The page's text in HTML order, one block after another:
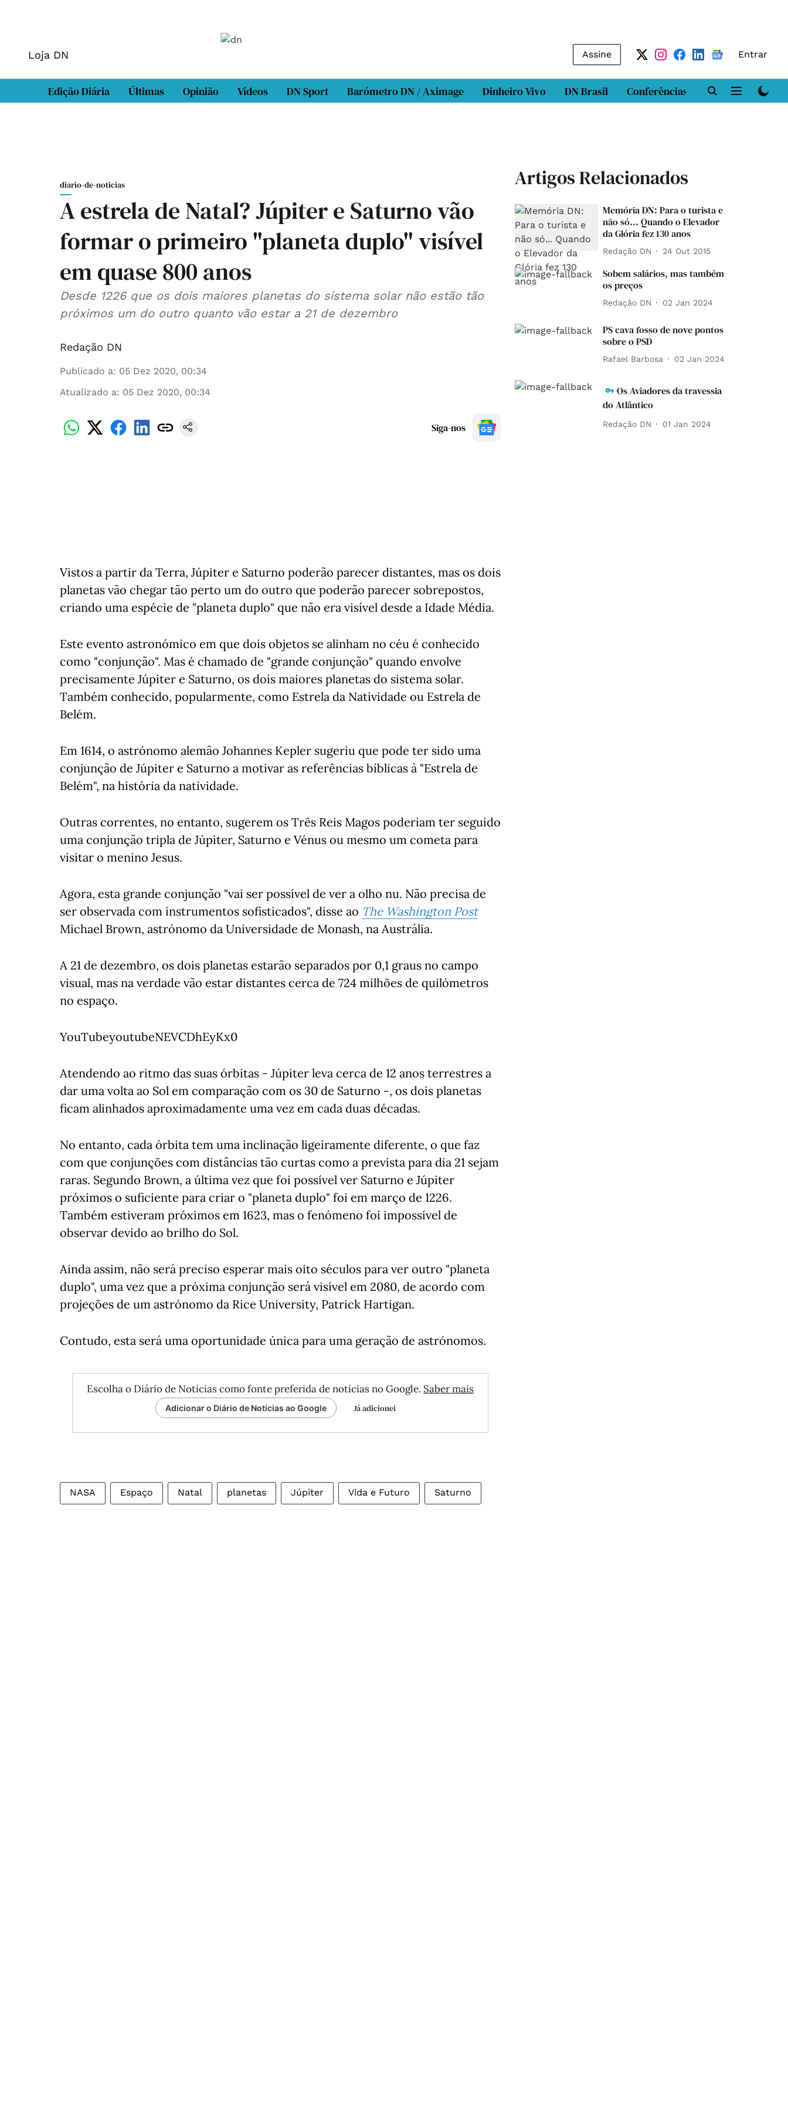
Loja DN Assine Entrar
Edição Diária Últimas Opinião Vídeos DN Sport Barómetro DN / Aximage Dinheiro Vivo DN Brasil Conferências DN LAB
diario-de-noticias
A estrela de Natal? Júpiter e Saturno vão
formar o primeiro "planeta duplo" visível
em quase 800 anos
Desde 1226 que os dois maiores planetas do sistema solar não estão tão
próximos um do outro quanto vão estar a 21 de dezembro
Redação DN
Publicado a: 05 Dez 2020, 00:34
Atualizado a: 05 Dez 2020, 00:34
Siga-nos
Vistos a partir da Terra, Júpiter e Saturno poderão parecer distantes, mas os dois
planetas vão chegar tão perto um do outro que poderão parecer sobrepostos,
criando uma espécie de "planeta duplo" que não era visível desde a Idade Média.
Este evento astronómico em que dois objetos se alinham no céu é conhecido
como "conjunção". Mas ​​​é chamado de "grande conjunção" quando envolve
precisamente Júpiter e Saturno, os dois maiores planetas do sistema solar.
Também conhecido, popularmente, como Estrela da Natividade ou Estrela de
Belém.
Em 1614, o astrónomo alemão Johannes Kepler sugeriu que pode ter sido uma
conjunção de Júpiter e Saturno a motivar as referências bíblicas à "Estrela de
Belém", na história da natividade.
Outras correntes, no entanto, sugerem os Três Reis Magos poderiam ter seguido
uma conjunção tripla de Júpiter, Saturno e Vénus ou mesmo um cometa para
visitar o menino Jesus.
Agora, esta grande conjunção "vai ser possível de ver a olho nu. Não precisa de
ser observada com instrumentos sofisticados", disse ao The Washington Post
Michael Brown, astrónomo da Universidade de Monash, na Austrália.
A 21 de dezembro, os dois planetas estarão separados por 0,1 graus no campo
visual, mas na verdade vão estar distantes cerca de 724 milhões de quilómetros
no espaço.
YouTubeyoutubeNEVCDhEyKx0
Atendendo ao ritmo das suas órbitas - Júpiter leva cerca de 12 anos terrestres a
dar uma volta ao Sol em comparação com os 30 de Saturno -, os dois planetas
ficam alinhados aproximadamente uma vez em cada duas décadas.
No entanto, cada órbita tem uma inclinação ligeiramente diferente, o que faz
com que conjunções com distâncias tão curtas como a prevista para dia 21 sejam
raras. Segundo Brown, a última vez que foi possível ver Saturno e Júpiter
próximos o suficiente para criar o "planeta duplo" foi em março de 1226.
Também estiveram próximos em 1623, mas o fenómeno foi impossível de
observar devido ao brilho do Sol.
Ainda assim, não será preciso esperar mais oito séculos para ver outro "planeta
duplo", uma vez que a próxima conjunção será visível em 2080, de acordo com
projeções de um astrónomo da Rice University, Patrick Hartigan.
Contudo, esta será uma oportunidade única para uma geração de astrónomos.
Escolha o Diário de Notícias como fonte preferida de notícias no Google. Saber mais
Adicionar o Diário de Notícias ao Google Já adicionei
NASA Espaço Natal planetas Júpiter Vida e Futuro Saturno
Artigos Relacionados
Memória DN: Para o turista e
não só... Quando o Elevador
da Glória fez 130 anos
Redação DN 24 Out 2015
Sobem salários, mas também
os preços
Redação DN 02 Jan 2024
PS cava fosso de nove pontos
sobre o PSD
Rafael Barbosa 02 Jan 2024
Os Aviadores da travessia
do Atlântico
Redação DN 01 Jan 2024